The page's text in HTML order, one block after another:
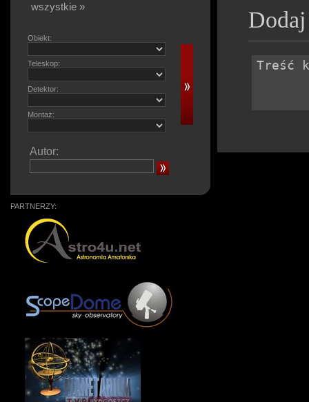
wszystkie »
Obiekt:
Teleskop:
Detektor:
Montaż:
Autor:
PARTNERZY: